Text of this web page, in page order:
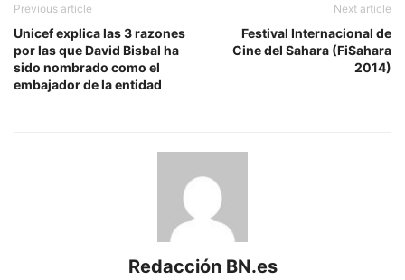
Previous article
Unicef explica las 3 razones
por las que David Bisbal ha
sido nombrado como el
embajador de la entidad
Next article
Festival Internacional de
Cine del Sahara (FiSahara
2014)
Redacción BN.es